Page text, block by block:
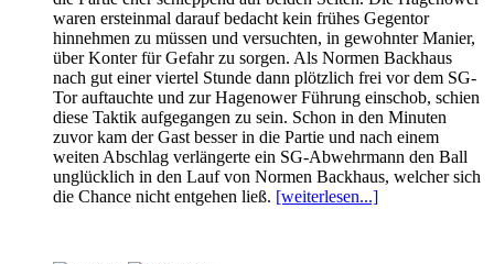
waren ersteinmal darauf bedacht kein frühes Gegentor
hinnehmen zu müssen und versuchten, in gewohnter Manier,
über Konter für Gefahr zu sorgen. Als Normen Backhaus
nach gut einer viertel Stunde dann plötzlich frei vor dem SG-
Tor auftauchte und zur Hagenower Führung einschob, schien
diese Taktik aufgegangen zu sein. Schon in den Minuten
zuvor kam der Gast besser in die Partie und nach einem
weiten Abschlag verlängerte ein SG-Abwehrmann den Ball
unglücklich in den Lauf von Normen Backhaus, welcher sich
die Chance nicht entgehen ließ. [weiterlesen...]